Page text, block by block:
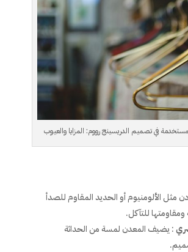
في تصميم الدريسينج رووم: المزايا والعيوب
مثل الألومنيوم أو الحديد المقاوم للصدأ
ومقاومتها للتآكل.
: يضيف المعدن لمسة من الحداثة